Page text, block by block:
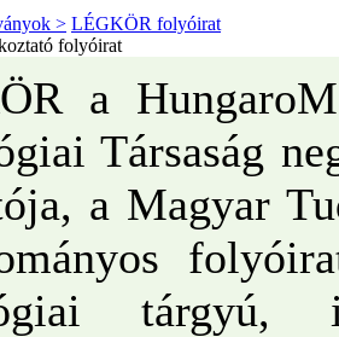
> LÉGKÖR folyóirat
folyóirat
a
Társaság
a Magyar
tárgyú,